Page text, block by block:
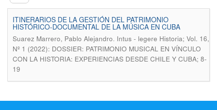
ITINERARIOS DE LA GESTIÓN DEL PATRIMONIO
HISTÓRICO-DOCUMENTAL DE LA MÚSICA EN CUBA
Suarez Marrero, Pablo Alejandro. Intus - legere Historia; Vol. 16,
Nº 1 (2022): DOSSIER: PATRIMONIO MUSICAL EN VÍNCULO
CON LA HISTORIA: EXPERIENCIAS DESDE CHILE Y CUBA; 8-
19